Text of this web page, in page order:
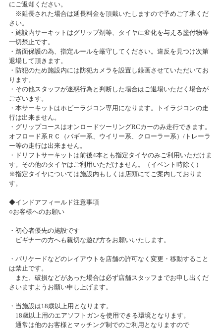
2019/01/14
TVアニメ「ガーリー・エアフォース」特別企画『グリペン役・森嶋優
花、プラモデル組み立て企画』！第3回
2019/01/10
TVアニメ「ガーリー・エアフォース」特別企画『グリペン役・森嶋優
花、プラモデル組み立て企画』！第2回
2018/12/28
P-1 グランプリ 2018 本戦決勝結果
2018/12/28
TVアニメ「ガーリー・エアフォース」特別企画『グリペン役・森嶋優
花、プラモデル組み立て企画』！
2018/12/10
サンシャインワーフ神戸店 グランドオープンのお知らせ
2018/12/05
ニコニコ感謝祭当選者様発表
2018/09/26
ホビーリサイクルショップ クルクルが タムタム秋葉原店内にオープ
ンいたします
2018/04/21
TamTam千葉店GWイベント開催！
【札幌店】4周年祭開催のお知らせ
2024/06/30(日)
カテゴリ：その他
プラモデル展示会 「模型最前線2024 ～夏のキャラモデル～」
2024/05/27(月)～2024/07/21(日)
カテゴリ：プラモデル
お客様感謝祭2024春プレゼント当選発表のお知らせ
2024/05/25(土)
カテゴリ：キャンペーン
RDX MASTERS Rd.3タムタム札幌店で開催決定！
2024/05/19(日)～2024/05/19(日)
カテゴリ：ラジコン
お客様感謝祭2024冬開催のお知らせ
2024/05/07(火)～2024/05/20(月)
カテゴリ：キャンペーン
だーやまプレゼンツ「ドリフト走行会～AKIとLET’S TO RUN
～」
2024/04/28(日)～2024/04/28(日)
プラモデル展示会「模型最前線2024 ～春のスケールモデル～」
にご返却ください。
※延長された場合は延長料金を頂戴いたしますので予めご了承くだ
さい。
・施設内サーキットはグリップ剤等、タイヤに変化を与える塗付物等
一切禁止です。
・路面保護の為、指定ルールを厳守してください。違反を見つけ次第
退場して頂きます。
・防犯のため施設内には防犯カメラを設置し録画させていただいてお
ります。
・その他スタッフが迷惑行為と判断した場合はご退場いただく場合が
ございます。
・本サーキットはホビーラジコン専用になります。トイラジコンの走
行は出来ません。
・グリップコースはオンロードツーリングRCカーのみ走行できます。
オフロード系ＲＣ（バギー系、ウイリー系、クローラー系）/トレーラ
ー等の走行は出来ません。
・ドリフトサーキットは前後4本とも指定タイヤのみご利用いただけま
す。その他のタイヤはご利用いただけません。（イベント時除く）
※指定タイヤについては施設内もしくは店頭にてご案内しておりま
す。
◆インドアフィールド注意事項
○お客様へのお願い
・初心者優先の施設です
ビギナーの方へも親切な遊び方をお願いいたします。
・バリケードなどのレイアウトを店舗の許可なく変更・移動すること
は禁止です。
また、破損などがあった場合は必ず店舗スタッフまでお申し出くだ
さいますようお願い申し上げます。
・当施設は18歳以上用となります。
18歳以上用のエアソフトガンを使用できる環境となります。
通常は他のお客様とマッチング制でのご利用となりますので